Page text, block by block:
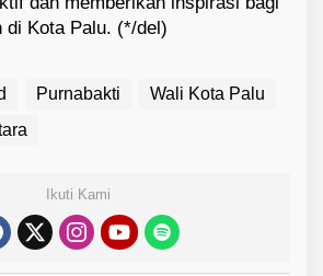
di Kota Palu. (*/del)
Purnabakti
Wali Kota Palu
Ikuti Kami